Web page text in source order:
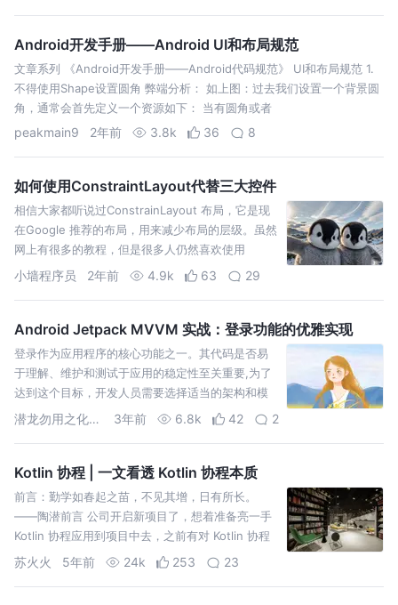
Android开发手册——Android UI和布局规范
文章系列 《Android开发手册——Android代码规范》 UI和布局规范 1.
不得使用Shape设置圆角 弊端分析： 如上图：过去我们设置一个背景圆
角，通常会首先定义一个资源如下： 当有圆角或者
peakmain9 2年前 3.8k 36 8
如何使用ConstraintLayout代替三大控件
相信大家都听说过ConstrainLayout 布局，它是现
在Google 推荐的布局，用来减少布局的层级。虽然
网上有很多的教程，但是很多人仍然喜欢使用
LinearLayout、FrameLayout
小墙程序员 2年前 4.9k 63 29
Android Jetpack MVVM 实战：登录功能的优雅实现
登录作为应用程序的核心功能之一。其代码是否易
于理解、维护和测试于应用的稳定性至关重要,为了
达到这个目标，开发人员需要选择适当的架构和模
式来组织和管理登录流程。
潜龙勿用之化骨龙 3年前 6.8k 42 2
Kotlin 协程 | 一文看透 Kotlin 协程本质
前言：勤学如春起之苗，不见其增，日有所长。
——陶潜前言 公司开启新项目了，想着准备亮一手
Kotlin 协程应用到项目中去，之前有对 Kotlin 协程
的知识进行一定量的学习，以为自己理解协程了，
苏火火 5年前 24k 253 23